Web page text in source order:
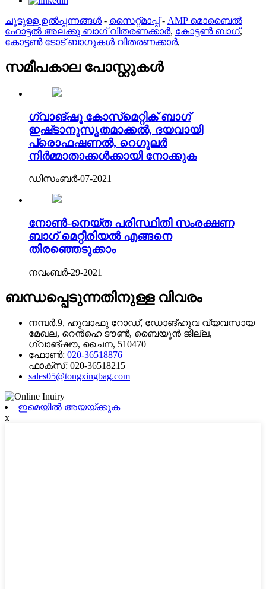
ചൂടുള്ള ഉൽപ്പന്നങ്ങൾ - സൈറ്റ്മാപ്പ്- AMP മൊബൈൽ
ഹോട്ടൽ അലക്കു ബാഗ് വിതരണക്കാർ, കോട്ടൺ ബാഗ്,
കോട്ടൺ ടോട് ബാഗുകൾ വിതരണക്കാർ,
സമീപകാല പോസ്റ്റുകൾ
ഗ്വാങ്‌ഷൂ കോസ്‌മെറ്റിക് ബാഗ്
ഇഷ്‌ടാനുസൃതമാക്കൽ, ദയവായി
പ്രൊഫഷണൽ, റെഗുലർ
നിർമ്മാതാക്കൾക്കായി നോക്കുക
ഡിസംബർ-07-2021
നോൺ-നെയ്ത പരിസ്ഥിതി സംരക്ഷണ
ബാഗ് മെറ്റീരിയൽ എങ്ങനെ
തിരഞ്ഞെടുക്കാം
നവംബർ-29-2021
ബന്ധപ്പെടുന്നതിനുള്ള വിവരം
നമ്പർ.9, ഹുവാഫു റോഡ്, ഡോങ്‌ഹുവ വ്യവസായ
മേഖല, റെൻഹെ ടൗൺ, ബൈയുൻ ജില്ല,
ഗ്വാങ്‌ഷൗ, ചൈന, 510470
ഫോൺ: 020-36518876
ഫാക്സ്: 020-36518215
sales05@tongxingbag.com
ഇമെയിൽ അയയ്ക്കുക
x